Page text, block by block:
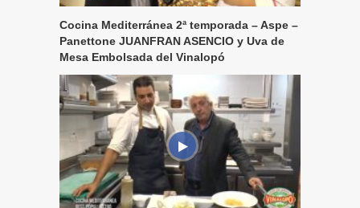
Cocina Mediterránea 2ª temporada – Aspe –
Panettone JUANFRAN ASENCIO y Uva de
Mesa Embolsada del Vinalopó